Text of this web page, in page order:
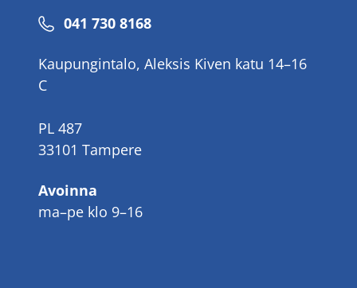
Puhelinnumero
041 730 8168
Kaupungintalo, Aleksis Kiven katu 14–16
C
PL 487
33101 Tampere
Avoinna
ma–pe klo 9–16